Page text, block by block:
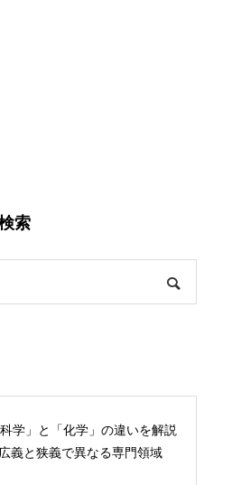
索
科学」と「化学」の違いを解説
義と狭義で異なる専門領域